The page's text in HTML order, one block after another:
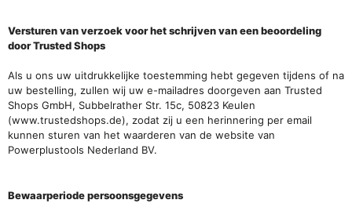
Versturen van verzoek voor het schrijven van een beoordeling
door Trusted Shops
Als u ons uw uitdrukkelijke toestemming hebt gegeven tijdens of na
uw bestelling, zullen wij uw e-mailadres doorgeven aan Trusted
Shops GmbH, Subbelrather Str. 15c, 50823 Keulen
(www.trustedshops.de), zodat zij u een herinnering per email
kunnen sturen van het waarderen van de website van
Powerplustools Nederland BV.
Bewaarperiode persoonsgegevens